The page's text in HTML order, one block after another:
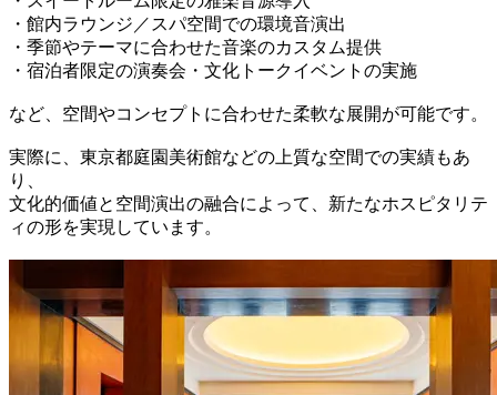
・館内ラウンジ／スパ空間での環境音演出
・季節やテーマに合わせた音楽のカスタム提供
・宿泊者限定の演奏会・文化トークイベントの実施
など、空間やコンセプトに合わせた柔軟な展開が可能です。
実際に、東京都庭園美術館などの上質な空間での実績もあ
り、
文化的価値と空間演出の融合によって、新たなホスピタリテ
ィの形を実現しています。